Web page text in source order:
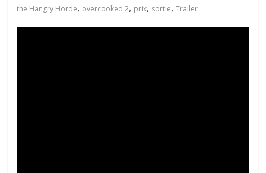
the Hangry Horde, overcooked 2, prix, sortie,Trailer